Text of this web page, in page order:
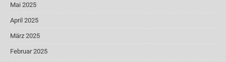
Mai 2025
April 2025
März 2025
Februar 2025